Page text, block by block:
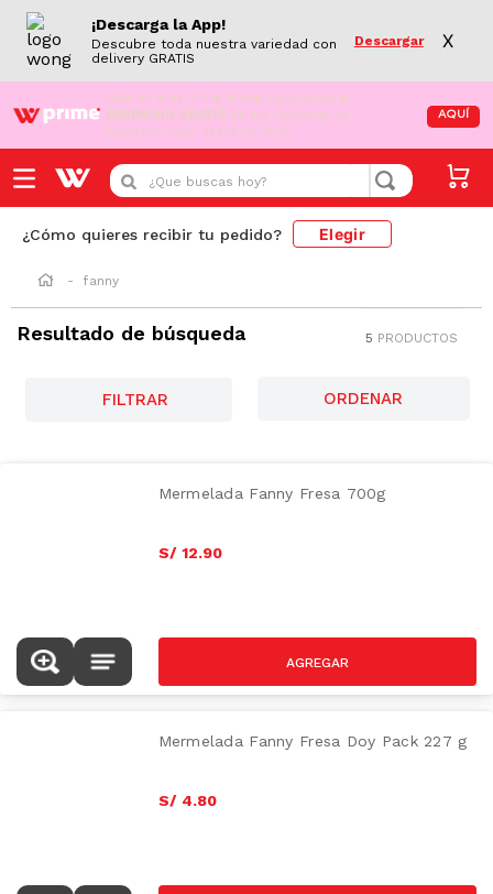
¡Descarga la App!
Descubre toda nuestra variedad con
delivery GRATIS
Descargar X
¡Aún no eres Wong Prime! Aprovecha el
DESPACHO GRATIS en tus compras de
supermercado desde S/79.90
AQUÍ
¿Que buscas hoy?
¿Cómo quieres recibir tu pedido? Elegir
fanny
Resultado de búsqueda 5 PRODUCTOS
FILTRAR
Mermelada Fanny Fresa 700g
S/ 12.90